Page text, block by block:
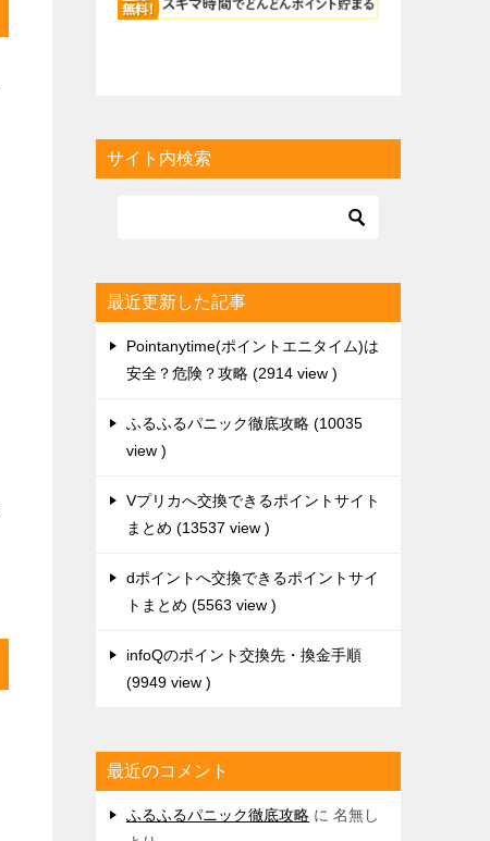
サイト内検索
最近更新した記事
Pointanytime(ポイントエニタイム)は
安全？危険？攻略
2914 view
ふるふるパニック徹底攻略
10035
view
Vプリカへ交換できるポイントサイト
まとめ
13537 view
dポイントへ交換できるポイントサイ
トまとめ
5563 view
infoQのポイント交換先・換金手順
9949 view
最近のコメント
ふるふるパニック徹底攻略 に 名無し